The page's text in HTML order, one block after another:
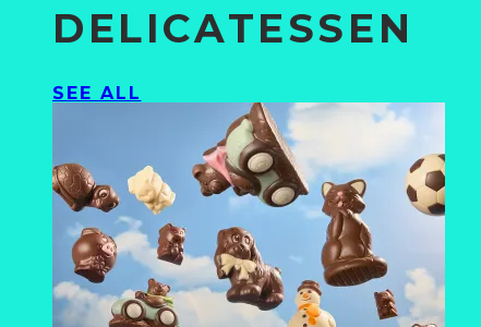
DELICATESSEN
SEE ALL